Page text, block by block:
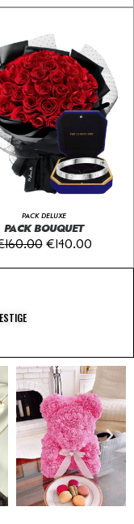
PACK DELUXE
PACK BOUQUET
160.00 €140.00